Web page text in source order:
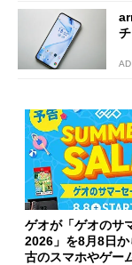
AD
ゲオが「ゲオのサ
2026」を8月8日か
古のスマホやゲー